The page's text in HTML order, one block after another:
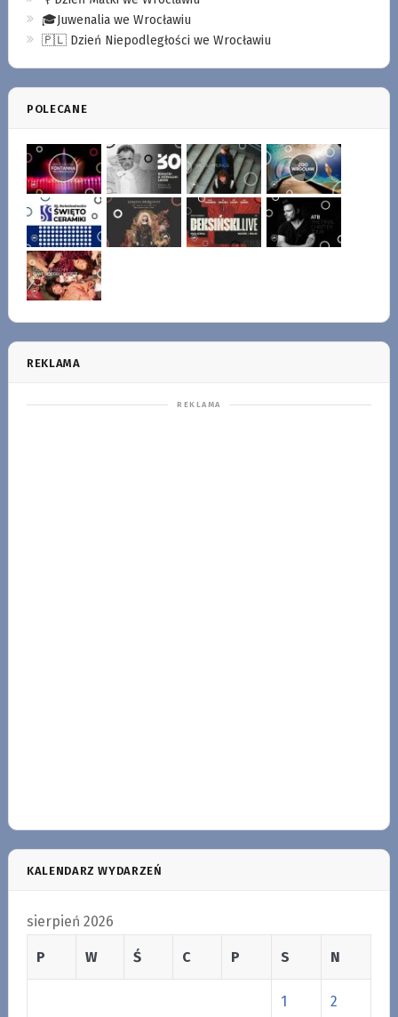
🎓Juwenalia we Wrocławiu
🇵🇱 Dzień Niepodległości we Wrocławiu
POLECANE
REKLAMA
KALENDARZ WYDARZEŃ
sierpień 2026
P W Ś C P S N
1 2